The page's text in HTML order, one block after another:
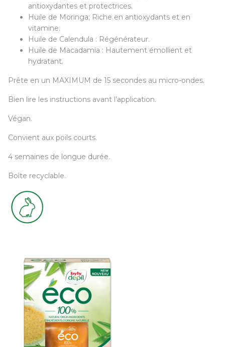
antioxydantes et protectrices.
Huile de Moringa; Riche en antioxydants et en
vitamine.
Huile de Calendula : Régénérateur.
Huile de Macadamia : Hautement émollient et
hydratant.
Prête en un MAXIMUM de 15 secondes au micro-ondes.
Bien lire les instructions avant l’application.
Végan.
Convient aux poils courts.
4 semaines de longue durée.
Boîte recyclable.